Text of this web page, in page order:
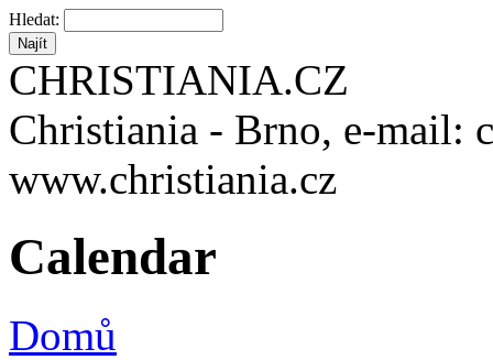
Hledat:
CHRISTIANIA.CZ
Christiania - Brno, e-mail:
www.christiania.cz
Calendar
Domů